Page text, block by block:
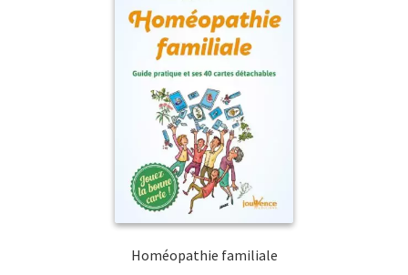
Homéopathie familiale